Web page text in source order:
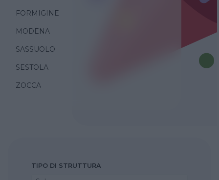
FORMIGINE
MODENA
SASSUOLO
SESTOLA
ZOCCA
TIPO DI STRUTTURA